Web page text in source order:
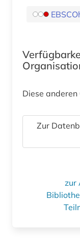
Diese anderen
Zur
zur